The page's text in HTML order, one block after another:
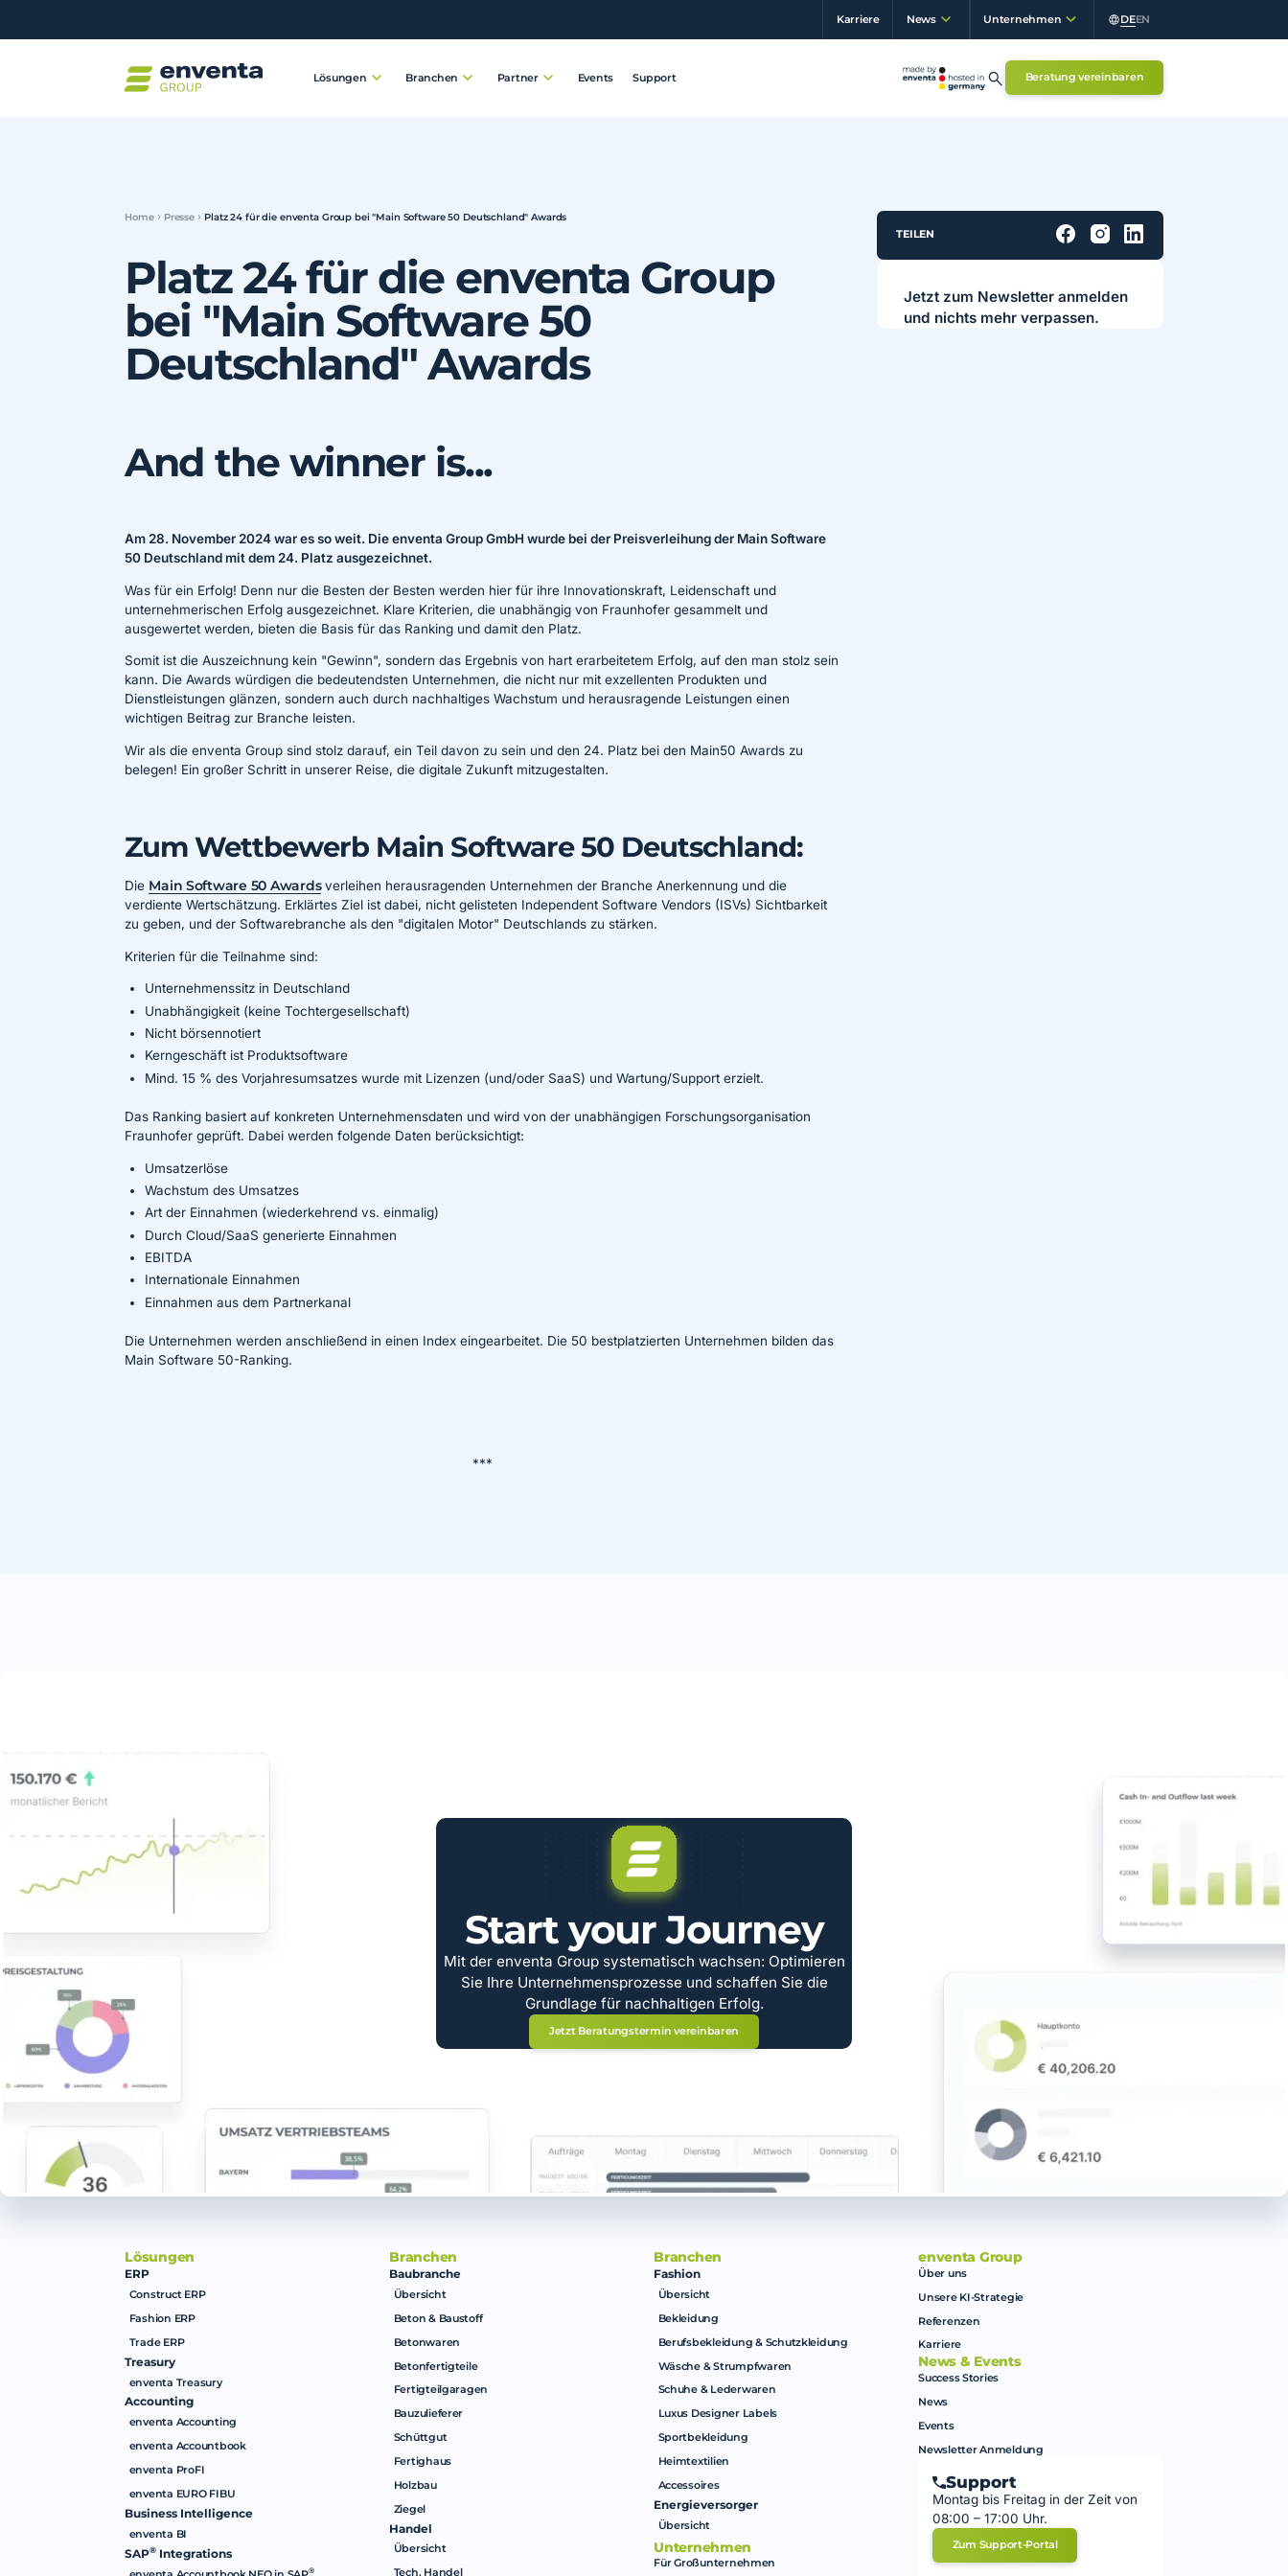
Karriere News Unternehmen DEEN
Lösungen Branchen Partner Events Support Beratung vereinbaren
Home Presse Platz 24 für die enventa Group bei "Main Software 50 Deutschland" Awards
Platz 24 für die enventa Group
bei "Main Software 50
Deutschland" Awards
And the winner is...
Am 28. November 2024 war es so weit. Die enventa Group GmbH wurde bei der Preisverleihung der Main Software
50 Deutschland mit dem 24. Platz ausgezeichnet.
Was für ein Erfolg! Denn nur die Besten der Besten werden hier für ihre Innovationskraft, Leidenschaft und
unternehmerischen Erfolg ausgezeichnet. Klare Kriterien, die unabhängig von Fraunhofer gesammelt und
ausgewertet werden, bieten die Basis für das Ranking und damit den Platz.
Somit ist die Auszeichnung kein "Gewinn", sondern das Ergebnis von hart erarbeitetem Erfolg, auf den man stolz sein
kann. Die Awards würdigen die bedeutendsten Unternehmen, die nicht nur mit exzellenten Produkten und
Dienstleistungen glänzen, sondern auch durch nachhaltiges Wachstum und herausragende Leistungen einen
wichtigen Beitrag zur Branche leisten.
Wir als die enventa Group sind stolz darauf, ein Teil davon zu sein und den 24. Platz bei den Main50 Awards zu
belegen! Ein großer Schritt in unserer Reise, die digitale Zukunft mitzugestalten.
Zum Wettbewerb Main Software 50 Deutschland:
Die Main Software 50 Awardsverleihen herausragenden Unternehmen der Branche Anerkennung und die
verdiente Wertschätzung. Erklärtes Ziel ist dabei, nicht gelisteten Independent Software Vendors (ISVs) Sichtbarkeit
zu geben, und der Softwarebranche als den "digitalen Motor" Deutschlands zu stärken.
Kriterien für die Teilnahme sind:
Unternehmenssitz in Deutschland
Unabhängigkeit (keine Tochtergesellschaft)
Nicht börsennotiert
Kerngeschäft ist Produktsoftware
Mind. 15 % des Vorjahresumsatzes wurde mit Lizenzen (und/oder SaaS) und Wartung/Support erzielt.
Das Ranking basiert auf konkreten Unternehmensdaten und wird von der unabhängigen Forschungsorganisation
Fraunhofer geprüft. Dabei werden folgende Daten berücksichtigt:
Umsatzerlöse
Wachstum des Umsatzes
Art der Einnahmen (wiederkehrend vs. einmalig)
Durch Cloud/SaaS generierte Einnahmen
EBITDA
Internationale Einnahmen
Einnahmen aus dem Partnerkanal
Die Unternehmen werden anschließend in einen Index eingearbeitet. Die 50 bestplatzierten Unternehmen bilden das
Main Software 50-Ranking.
***
TEILEN
Jetzt zum Newsletter anmelden
und nichts mehr verpassen.
Start your Journey
Mit der enventa Group systematisch wachsen: Optimieren
Sie Ihre Unternehmensprozesse und schaffen Sie die
Grundlage für nachhaltigen Erfolg.
Jetzt Beratungstermin vereinbaren
Lösungen
ERP
Construct ERP
Fashion ERP
Trade ERP
Treasury
enventa Treasury
Accounting
enventa Accounting
enventa Accountbook
enventa ProFI
enventa EURO FIBU
Business Intelligence
enventa BI
SAP® Integrations
®
Branchen
Baubranche
Übersicht
Beton & Baustoff
Betonwaren
Betonfertigteile
Fertigteilgaragen
Bauzulieferer
Schüttgut
Fertighaus
Holzbau
Ziegel
Handel
Übersicht
Tech. Handel
Branchen
Fashion
Übersicht
Bekleidung
Berufsbekleidung & Schutzkleidung
Wäsche & Strumpfwaren
Schuhe & Lederwaren
Luxus Designer Labels
Sportbekleidung
Heimtextilien
Accessoires
Energieversorger
Übersicht
Unternehmen
Für Großunternehmen
enventa Group
Über uns
Unsere KI-Strategie
Referenzen
Karriere
News & Events
Success Stories
News
Events
Newsletter Anmeldung
Support
Montag bis Freitag in der Zeit von
08:00 – 17:00 Uhr.
Zum Support-Portal